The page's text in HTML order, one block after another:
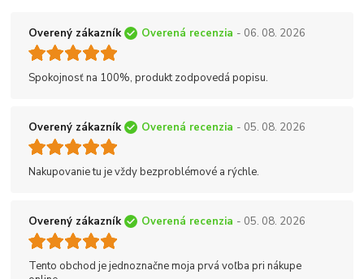
Overený zákazník Overená recenzia - 06. 08. 2026
Spokojnosť na 100%, produkt zodpovedá popisu.
Overený zákazník Overená recenzia - 05. 08. 2026
Nakupovanie tu je vždy bezproblémové a rýchle.
Overený zákazník Overená recenzia - 05. 08. 2026
Tento obchod je jednoznačne moja prvá voľba pri nákupe